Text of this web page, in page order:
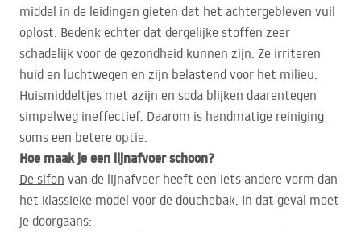
middel in de leidingen gieten dat het achtergebleven vuil
oplost. Bedenk echter dat dergelijke stoffen zeer
schadelijk voor de gezondheid kunnen zijn. Ze irriteren
huid en luchtwegen en zijn belastend voor het milieu.
Huismiddeltjes met azijn en soda blijken daarentegen
simpelweg ineffectief. Daarom is handmatige reiniging
soms een betere optie.
Hoe maak je een lijnafvoer schoon?
De sifon van de lijnafvoer heeft een iets andere vorm dan
het klassieke model voor de douchebak. In dat geval moet
je doorgaans: